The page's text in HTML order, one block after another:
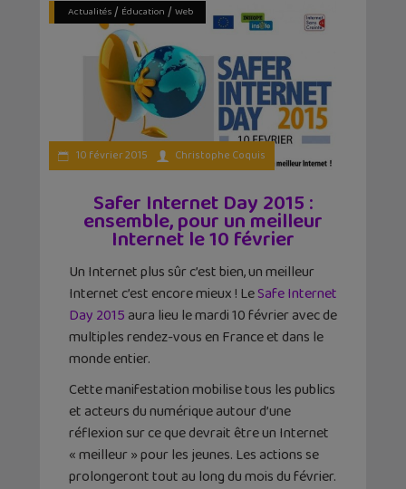
Actualités/ Éducation / Web
10 février 2015 Christophe Coquis
Safer Internet Day 2015 :
ensemble, pour un meilleur
Internet le 10 février
Un Internet plus sûr c’est bien, un meilleur
Internet c’est encore mieux ! LeSafe Internet
Day 2015 aura lieu le mardi 10 février avec de
multiples rendez-vous en France et dans le
monde entier.
Cette manifestation mobilise tous les publics
et acteurs du numérique autour d’une
réflexion sur ce que devrait être un Internet
« meilleur » pour les jeunes. Les actions se
prolongeront tout au long du mois du février.